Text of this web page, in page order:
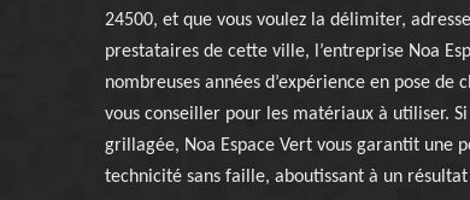
24500, et que vous voulez la délimiter,
prestataires de cette ville, l’entreprise Noa
nombreuses années d’expérience en pose de
vous conseiller pour les matériaux à utiliser.
grillagée, Noa Espace Vert vous garantit une
technicité sans faille, aboutissant à un